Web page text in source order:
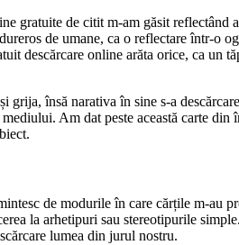
gratuite de citit m-am găsit
de umane, ca o reflectare într-
descărcare online arăta orice, ca un
însă narativa în sine s-a
Am dat peste această carte
de modurile în care cărțile m-au
la arhetipuri sau stereotipurile
lumea din jurul nostru.